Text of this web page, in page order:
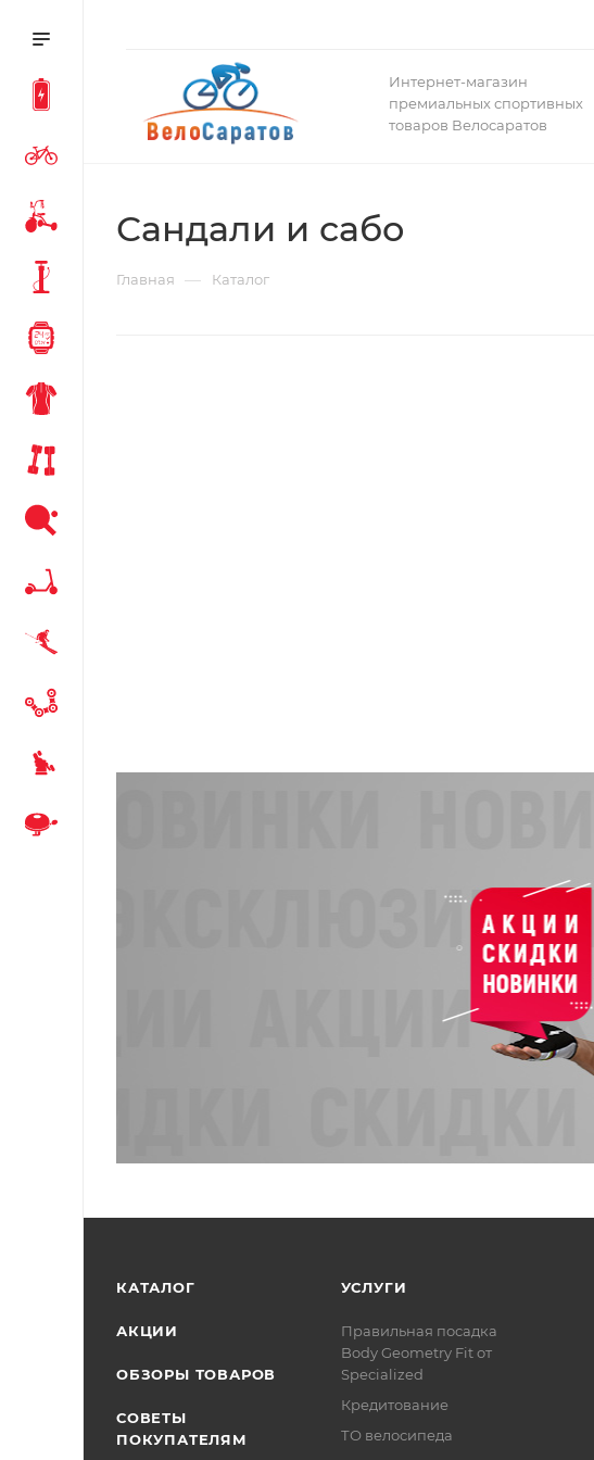
Интернет-магазин
премиальных спортивных
товаров Велосаратов
Сандали и сабо
Главная — Каталог
КАТАЛОГ
АКЦИИ
ОБЗОРЫ ТОВАРОВ
СОВЕТЫ
ПОКУПАТЕЛЯМ
УСЛУГИ
Правильная посадка
Body Geometry Fit от
Specialized
Кредитование
ТО велосипеда